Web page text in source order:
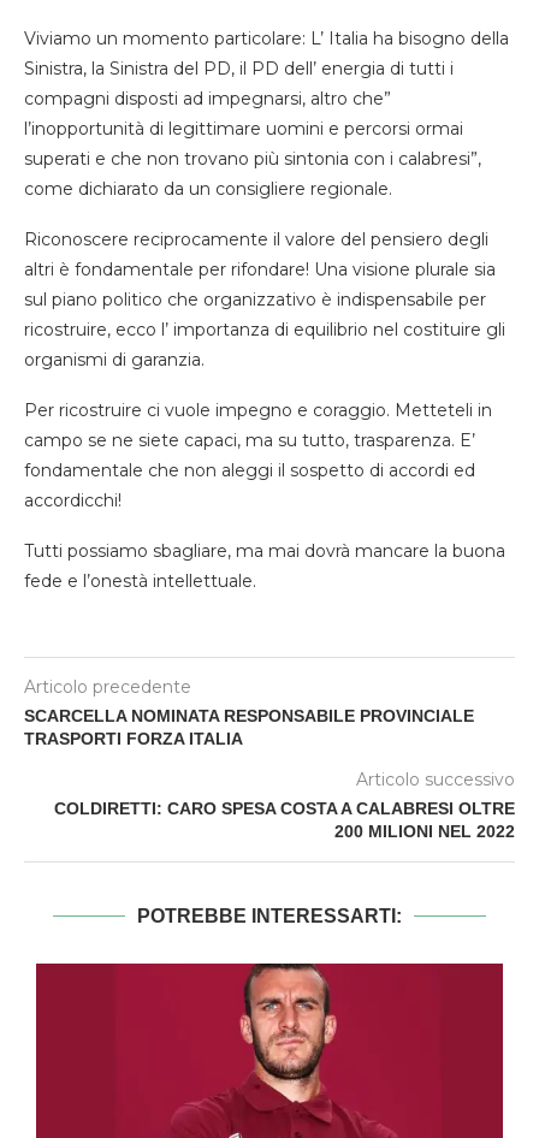
Viviamo un momento particolare: L’ Italia ha bisogno della
Sinistra, la Sinistra del PD, il PD dell’ energia di tutti i
compagni disposti ad impegnarsi, altro che”
l’inopportunità di legittimare uomini e percorsi ormai
superati e che non trovano più sintonia con i calabresi”,
come dichiarato da un consigliere regionale.
Riconoscere reciprocamente il valore del pensiero degli
altri è fondamentale per rifondare! Una visione plurale sia
sul piano politico che organizzativo è indispensabile per
ricostruire, ecco l’ importanza di equilibrio nel costituire gli
organismi di garanzia.
Per ricostruire ci vuole impegno e coraggio. Metteteli in
campo se ne siete capaci, ma su tutto, trasparenza. E’
fondamentale che non aleggi il sospetto di accordi ed
accordicchi!
Tutti possiamo sbagliare, ma mai dovrà mancare la buona
fede e l’onestà intellettuale.
Articolo precedente
SCARCELLA NOMINATA RESPONSABILE PROVINCIALE
TRASPORTI FORZA ITALIA
Articolo successivo
COLDIRETTI: CARO SPESA COSTA A CALABRESI OLTRE
200 MILIONI NEL 2022
POTREBBE INTERESSARTI: